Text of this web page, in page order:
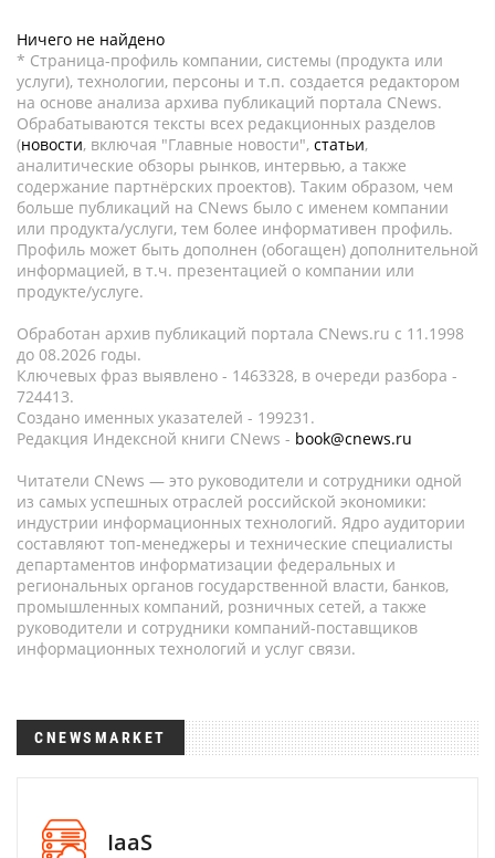
Ничего не найдено
* Страница-профиль компании, системы (продукта или
услуги), технологии, персоны и т.п. создается редактором
на основе анализа архива публикаций портала CNews.
Обрабатываются тексты всех редакционных разделов
(новости, включая "Главные новости", статьи,
аналитические обзоры рынков, интервью, а также
содержание партнёрских проектов). Таким образом, чем
больше публикаций на CNews было с именем компании
или продукта/услуги, тем более информативен профиль.
Профиль может быть дополнен (обогащен) дополнительной
информацией, в т.ч. презентацией о компании или
продукте/услуге.
Обработан архив публикаций портала CNews.ru c 11.1998
до 08.2026 годы.
Ключевых фраз выявлено - 1463328, в очереди разбора -
724413.
Создано именных указателей - 199231.
Редакция Индексной книги CNews - book@cnews.ru
Читатели CNews — это руководители и сотрудники одной
из самых успешных отраслей российской экономики:
индустрии информационных технологий. Ядро аудитории
составляют топ-менеджеры и технические специалисты
департаментов информатизации федеральных и
региональных органов государственной власти, банков,
промышленных компаний, розничных сетей, а также
руководители и сотрудники компаний-поставщиков
информационных технологий и услуг связи.
CNEWSMARKET
IaaS